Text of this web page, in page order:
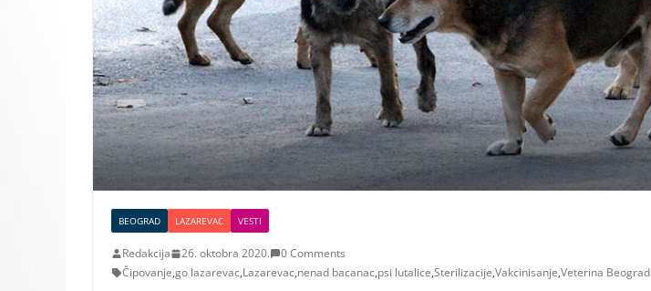
BEOGRAD LAZAREVAC VESTI
Redakcija 26. oktobra 2020.
0 Comments
Čipovanje,go lazarevac,Lazarevac,nenad bacanac,psi lutalice,Sterilizacije,Vakcinisanje,Veterina Beograd